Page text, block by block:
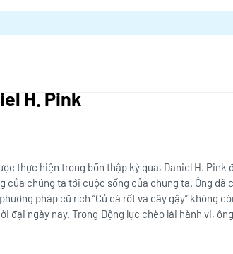
H. Pink
thực hiện trong bốn thập kỷ qua, Daniel H. Pink
chúng ta tới cuộc sống của chúng ta. Ông đã
pháp cũ rích “Củ cà rốt và cây gậy” không
đại ngày nay. Trong Động lực chèo lái hành vi,